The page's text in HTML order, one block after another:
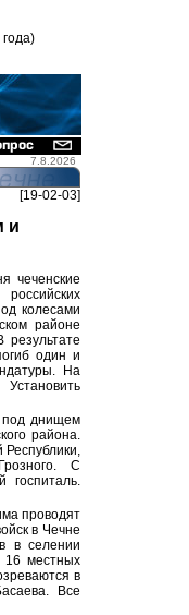
7.8.2026
[19-02-03]
и
чеченские
колесами
районе
один и
На
под днищем
района.
С
проводят
в Чечне
в селении
16 местных
в
Все